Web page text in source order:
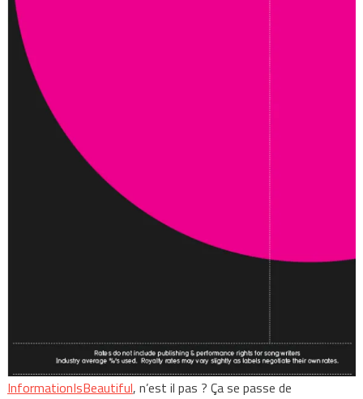
InformationIsBeautiful, n’est il pas ? Ça se passe de